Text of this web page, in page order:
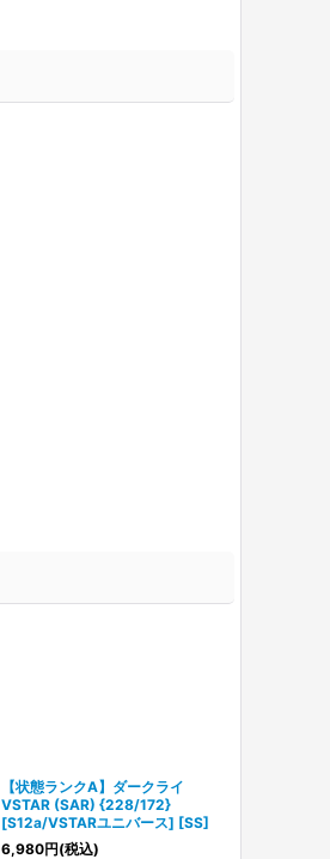
【状態ランクA】ダークライ
VSTAR (SAR) {228/172}
[S12a/VSTARユニバース] [SS]
6,980円(税込)